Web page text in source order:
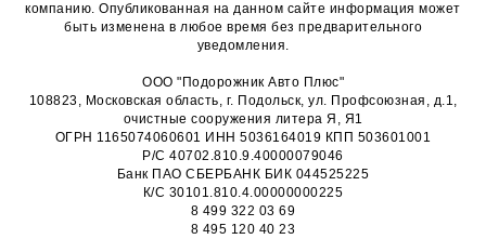
компанию. Опубликованная на данном сайте информация может
быть изменена в любое время без предварительного
уведомления.
ООО "Подорожник Авто Плюс"
108823, Московская область, г. Подольск, ул. Профсоюзная, д.1,
очистные сооружения литера Я, Я1
ОГРН 1165074060601 ИНН 5036164019 КПП 503601001
Р/С 40702.810.9.40000079046
Банк ПАО СБЕРБАНК БИК 044525225
К/С 30101.810.4.00000000225
8 499 322 03 69
8 495 120 40 23